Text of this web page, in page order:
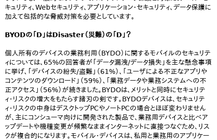
キュリティ、Webセキュリティ、アプリケーション・セキュリティ、データ保護に
加えて包括的な脅威対策を必要としています。
BYODの「D」はDisaster（災難）の「D」？
個人所有のデバイスの業務利用（BYDO）に関するモバイルのセキュリテ
ィについては、65%の回答者が「データ漏洩/データ損失」を主な懸念事項
に挙げ、「デバイスの紛失/盗難」（61%）、「ユーザによる不正なアプリや
コンテンツのダウンロード」（59%）、「業務データや業務システムへの不
正アクセス」（56%）が続きました。BYDOは、メリットと同時にセキュリテ
ィ・リスクの増大をもたらす諸刃の剣です。BYDOデバイスは、セキュリテ
ィ・リスクの中身はデスクトップPCやノートPCの場合とほぼ変わりません
が、主にコンシューマ向けに開発された製品で、業務用デバイスと比べア
ップデートや機種変更が頻繁なままインターネットに直接つなぐため、リス
クが複合的になります。モバイル・デバイスは、私用と業務用のアプリケー